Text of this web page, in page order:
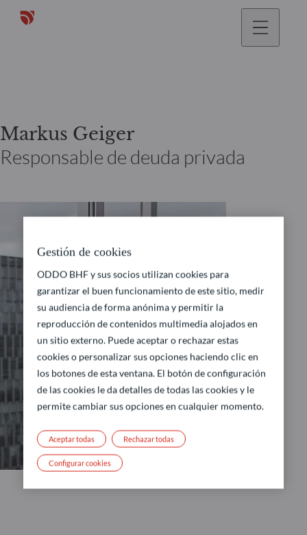
Markus Geiger
Responsable de deuda privada
Gestión de cookies
ODDO BHF y sus socios utilizan cookies para
garantizar el buen funcionamiento de este sitio, medir
su audiencia de forma anónima y permitir la
reproducción de contenidos multimedia alojados en
un sitio externo. Puede aceptar o rechazar estas
cookies o personalizar sus opciones haciendo clic en
los botones de esta ventana. El botón de configuración
de las cookies le da detalles de todas las cookies y le
permite cambiar sus opciones en cualquier momento.
Rechazar todas
Aceptar todas
Configurar cookies